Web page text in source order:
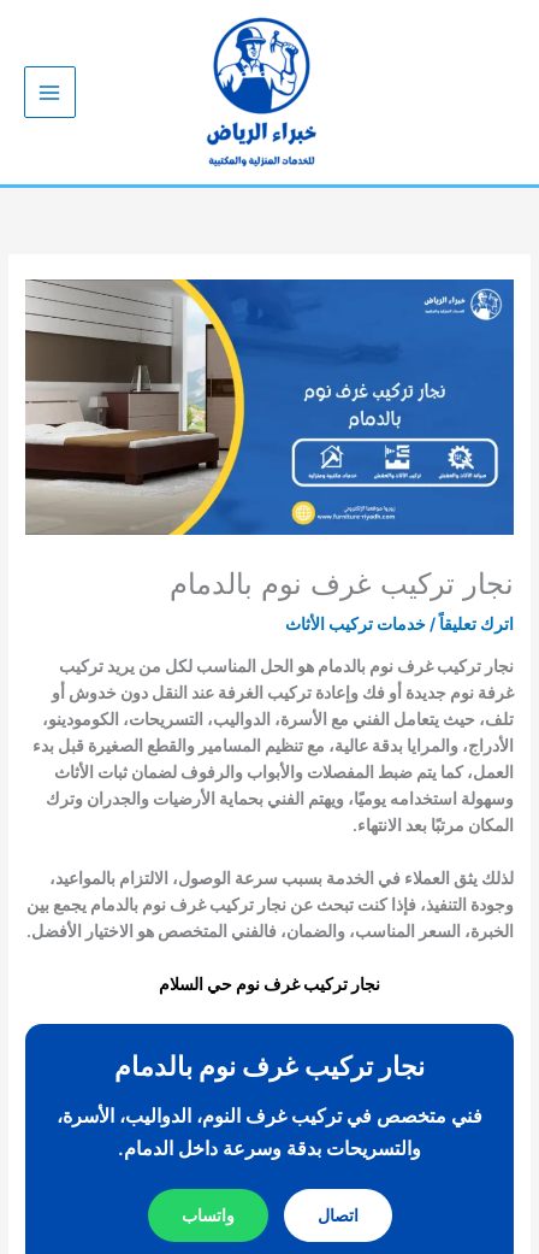
نجار تركيب غرف نوم بالدمام
اترك تعليقاً /خدمات تركيب الأثاث
نجار تركيب غرف نوم بالدمام هو الحل المناسب لكل من يريد تركيب
غرفة نوم جديدة أو فك وإعادة تركيب الغرفة عند النقل دون خدوش أو
تلف، حيث يتعامل الفني مع الأسرة، الدواليب، التسريحات، الكومودينو،
الأدراج، والمرايا بدقة عالية، مع تنظيم المسامير والقطع الصغيرة قبل بدء
العمل، كما يتم ضبط المفصلات والأبواب والرفوف لضمان ثبات الأثاث
وسهولة استخدامه يوميًا، ويهتم الفني بحماية الأرضيات والجدران وترك
المكان مرتبًا بعد الانتهاء.
لذلك يثق العملاء في الخدمة بسبب سرعة الوصول، الالتزام بالمواعيد،
وجودة التنفيذ، فإذا كنت تبحث عن نجار تركيب غرف نوم بالدمام يجمع بين
الخبرة، السعر المناسب، والضمان، فالفني المتخصص هو الاختيار الأفضل.
نجار تركيب غرف نوم حي السلام
نجار تركيب غرف نوم بالدمام
فني متخصص في تركيب غرف النوم، الدواليب، الأسرة،
والتسريحات بدقة وسرعة داخل الدمام.
اتصال واتساب